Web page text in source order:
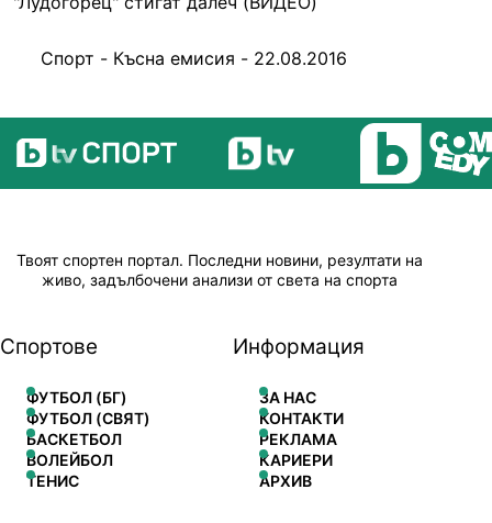
Спорт - Късна емисия - 22.08.2016
Твоят спортен портал. Последни новини, резултати на
живо, задълбочени анализи от света на спорта
Спортове
ФУТБОЛ (БГ)
ФУТБОЛ (СВЯТ)
БАСКЕТБОЛ
ВОЛЕЙБОЛ
ТЕНИС
Информация
ЗА НАС
КОНТАКТИ
РЕКЛАМА
КАРИЕРИ
АРХИВ